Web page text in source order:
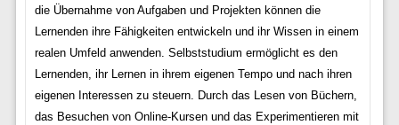
die Übernahme von Aufgaben und Projekten können die
Lernenden ihre Fähigkeiten entwickeln und ihr Wissen in einem
realen Umfeld anwenden. Selbststudium ermöglicht es den
Lernenden, ihr Lernen in ihrem eigenen Tempo und nach ihren
eigenen Interessen zu steuern. Durch das Lesen von Büchern,
das Besuchen von Online-Kursen und das Experimentieren mit